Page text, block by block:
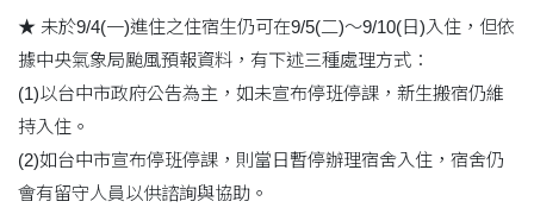
★ 未於9/4(一)進住之住宿生仍可在9/5(二)～9/10(日)入住，但依
據中央氣象局颱風預報資料，有下述三種處理方式：
(1)以台中市政府公告為主，如未宣布停班停課，新生搬宿仍維
持入住。
(2)如台中市宣布停班停課，則當日暫停辦理宿舍入住，宿舍仍
會有留守人員以供諮詢與協助。